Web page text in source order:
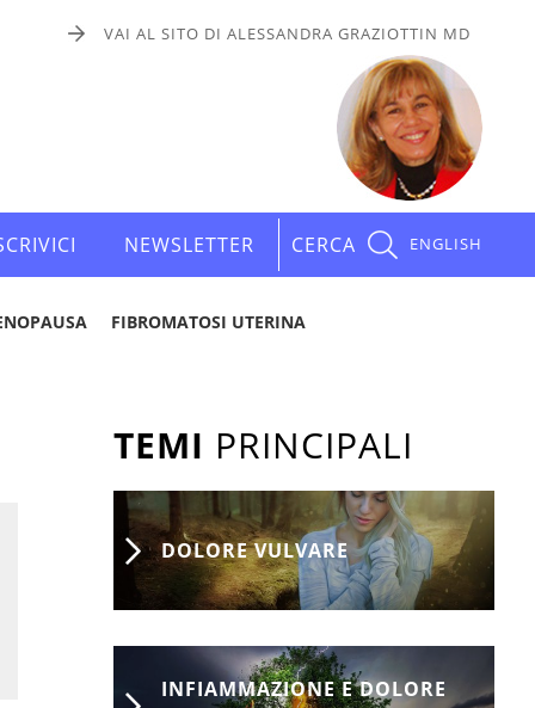
VAI AL SITO DI ALESSANDRA GRAZIOTTIN MD
NEWSLETTER CERCA ENGLISH
FIBROMATOSI UTERINA
TEMI PRINCIPALI
DOLORE VULVARE
INFIAMMAZIONE E DOLORE